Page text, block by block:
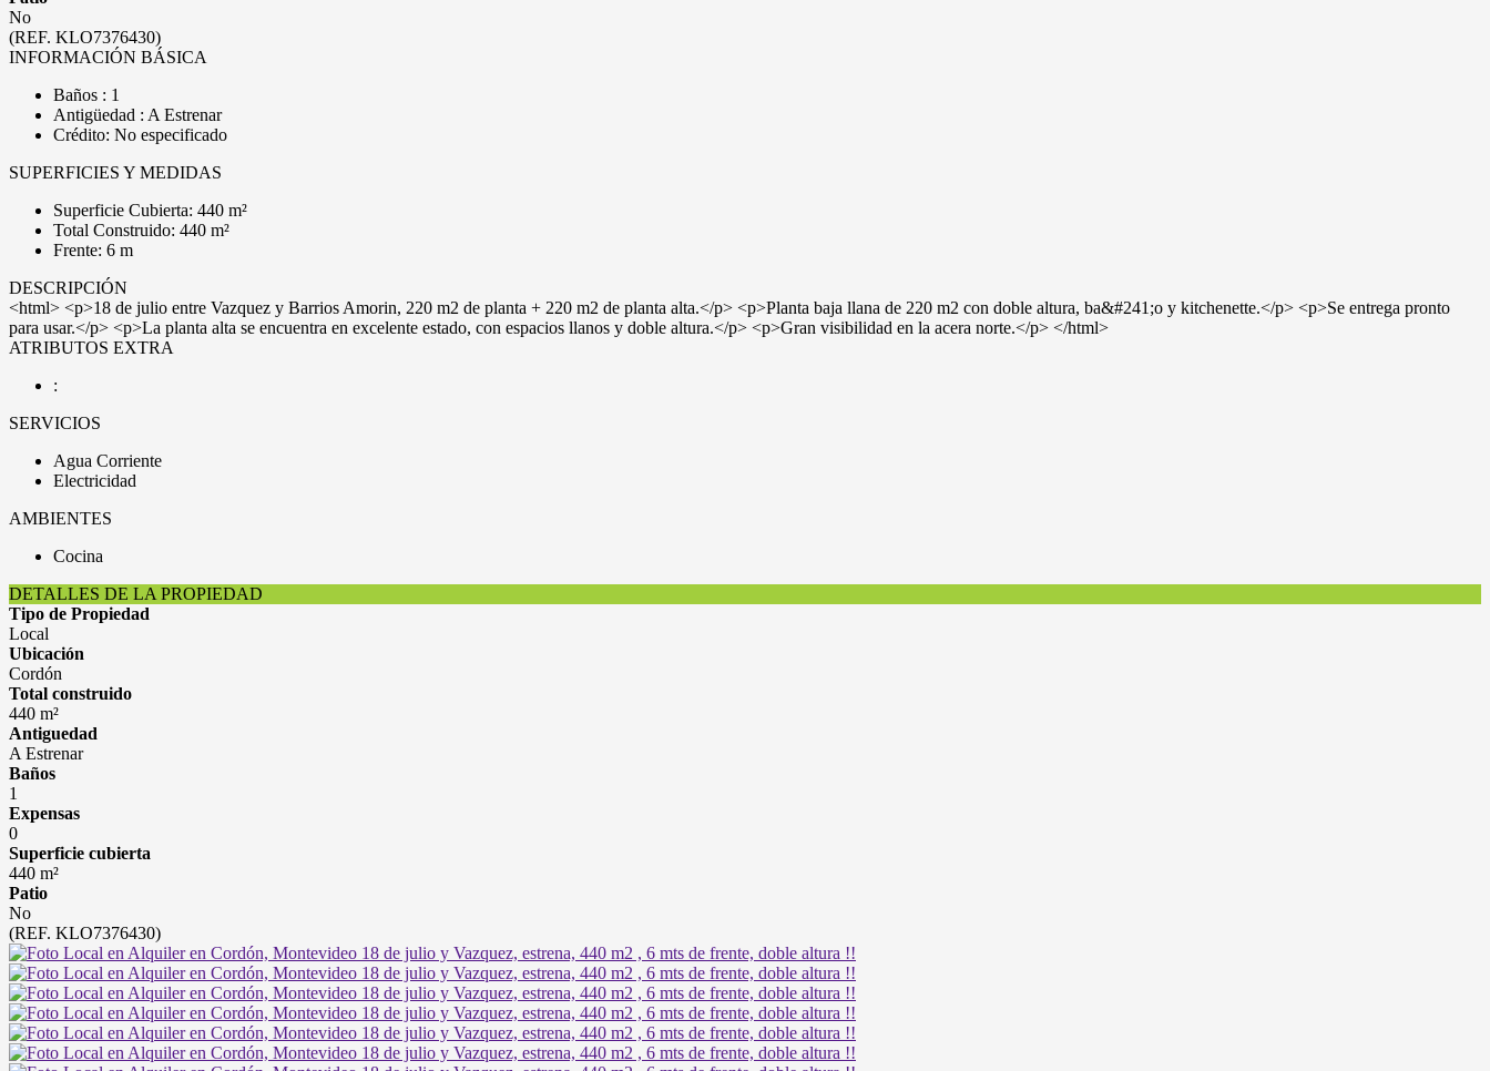
No
(REF. KLO7376430)
INFORMACIÓN BÁSICA
Baños : 1
Antigüedad : A Estrenar
Crédito: No especificado
SUPERFICIES Y MEDIDAS
Superficie Cubierta: 440 m²
Total Construido: 440 m²
Frente: 6 m
DESCRIPCIÓN
<html> <p>18 de julio entre Vazquez y Barrios Amorin, 220 m2 de planta + 220 m2 de planta alta.</p> <p>Planta baja llana de 220 m2 con doble altura, ba&#241;o y kitchenette.</p> <p>Se entrega pronto
para usar.</p> <p>La planta alta se encuentra en excelente estado, con espacios llanos y doble altura.</p> <p>Gran visibilidad en la acera norte.</p> </html>
ATRIBUTOS EXTRA
:
SERVICIOS
Agua Corriente
Electricidad
AMBIENTES
Cocina
DETALLES DE LA PROPIEDAD
Tipo de Propiedad
Local
Ubicación
Cordón
Total construido
440 m²
Antiguedad
A Estrenar
Baños
1
Expensas
0
Superficie cubierta
440 m²
Patio
No
(REF. KLO7376430)